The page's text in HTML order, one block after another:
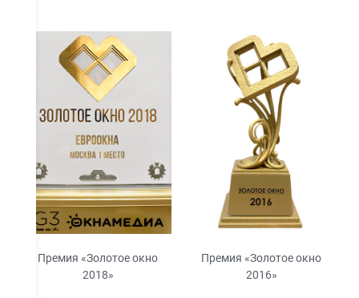
Премия «Золотое окно
2018»
Премия «Золотое окно
2016»